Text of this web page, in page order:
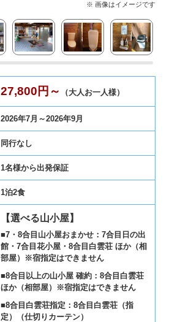
※ 画像はイメージです
27,800円～ （大人お一人様）
2026年7月～2026年9月
同行なし
1名様から出発保証
1泊2食
【選べる山小屋】
■7・8合目山小屋おまかせ：7合目日の出
館・7合目花小屋・8合目白雲荘 ほか（相
部屋）※宿指定はできません
■8合目以上の山小屋 確約：8合目白雲荘
ほか（相部屋）※宿指定はできません
■8合目白雲荘指定：8合目白雲荘（指
定）（仕切りカーテン）